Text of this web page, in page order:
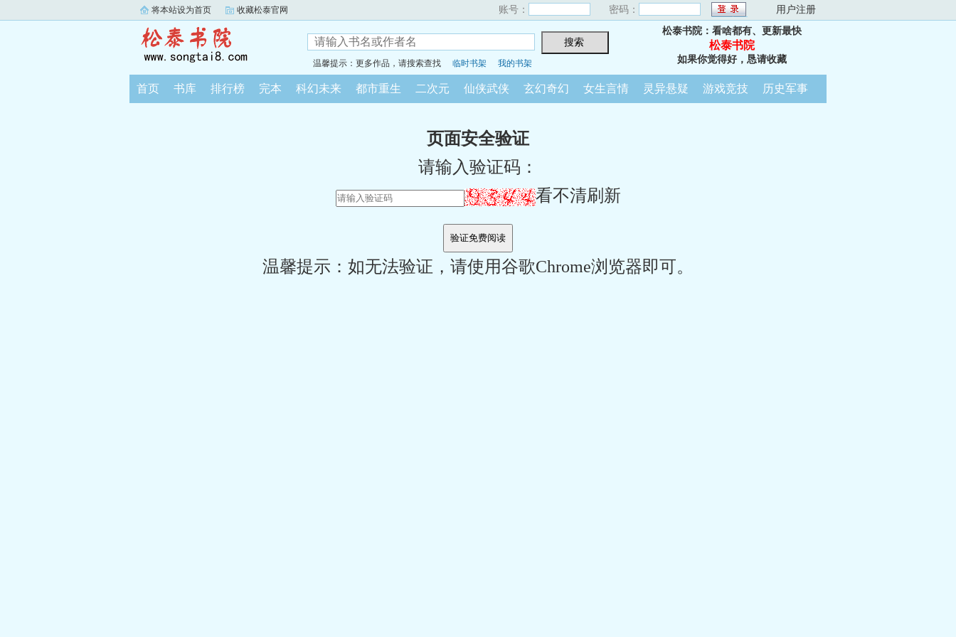
将本站设为首页 收藏松泰官网 账号： 密码： 用户注册
温馨提示：更多作品，请搜索查找 临时书架 我的书架
松泰书院：看啥都有、更新最快
松泰书院
如果你觉得好，恳请收藏
首页 书库 排行榜 完本 科幻未来 都市重生 二次元 仙侠武侠 玄幻奇幻 女生言情 灵异悬疑 游戏竞技 历史军事
页面安全验证
请输入验证码：
看不清刷新
温馨提示：如无法验证，请使用谷歌Chrome浏览器即可。